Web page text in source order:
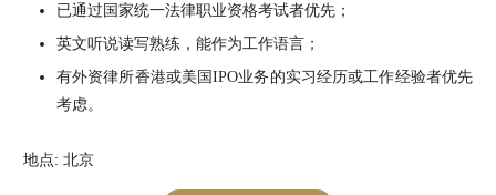
已通过国家统一法律职业资格考试者优先；
英文听说读写熟练，能作为工作语言；
有外资律所香港或美国IPO业务的实习经历或工作经验者优先
考虑。
地点: 北京